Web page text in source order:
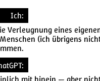
Ich:
Verleugnung eines
(ich übrigens